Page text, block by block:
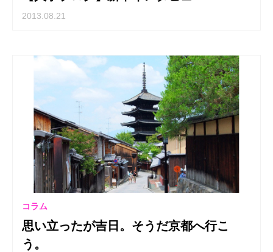
2013.08.21
コラム
思い立ったが吉日。そうだ京都へ行こ
う。